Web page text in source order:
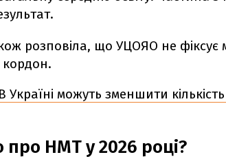
розповіла, що УЦОЯО не фіксує
кордон.
В Україні можуть зменшити
про НМТ у 2026 році?